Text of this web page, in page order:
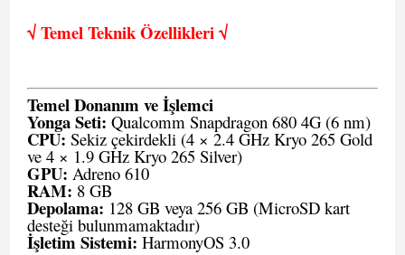
√ Temel Teknik Özellikleri √
Temel Donanım ve İşlemci
Yonga Seti: Qualcomm Snapdragon 680 4G (6 nm)
CPU: Sekiz çekirdekli (4 × 2.4 GHz Kryo 265 Gold
ve 4 × 1.9 GHz Kryo 265 Silver)
GPU: Adreno 610
RAM: 8 GB
Depolama: 128 GB veya 256 GB (MicroSD kart
desteği bulunmamaktadır)
İşletim Sistemi: HarmonyOS 3.0